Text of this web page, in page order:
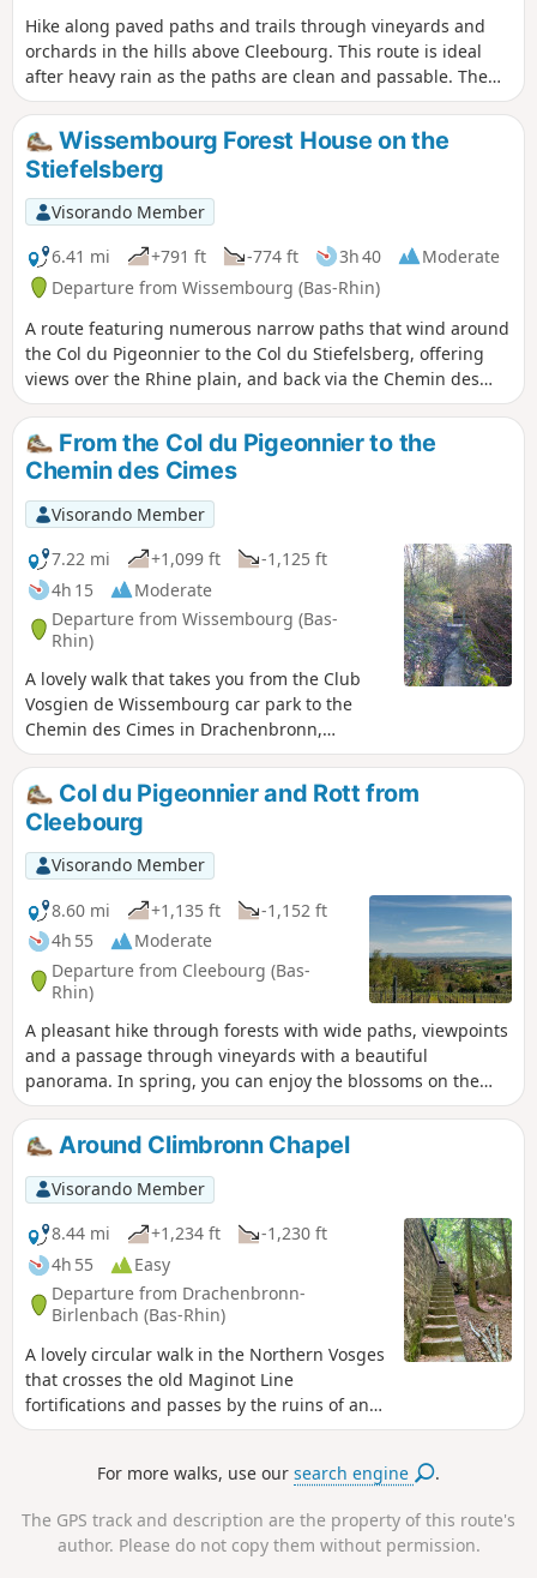
its name.
Hike along paved paths and trails through vineyards and
orchards in the hills above Cleebourg. This route is ideal
after heavy rain as the paths are clean and passable. The
walk starts near the school in Oberhoffen-les-Wissembourg.
Halfway along the route, after about two hours' walking, you
can stop for a bite to eat at the Cleebourg restaurant, visit
the cellars and taste the different grape varieties. You will
be overlooking the villages of Cleebourg, Rott and
Oberhoffen-les-Wissembourg with superb views.
Wissembourg Forest House on the
Stiefelsberg
Visorando Member
6.41 mi
+791 ft -774 ft 3h 40
Moderate
Departure from Wissembourg (Bas-Rhin)
A route featuring numerous narrow paths that wind around
the Col du Pigeonnier to the Col du Stiefelsberg, offering
views over the Rhine plain, and back via the Chemin des
Bornes, which passes through the Luchsenkopf and the
Eslsberg.From the Col du Pigeonnier to the
Chemin des Cimes
Visorando Member
7.22 mi
+1,099 ft
-1,125 ft
4h 15
Moderate
Departure from Wissembourg (Bas-
Rhin)
A lovely walk that takes you from the Club
Vosgien de Wissembourg car park to the
Chemin des Cimes in Drachenbronn,
passing close to the anti-tank ditches and
following the path marked by boundary
stones bearing the coats of arms of the
communes of Climbach and Cleebourg. The
only difficulty is crossing the ditch at point
(7).
Col du Pigeonnier and Rott from
Cleebourg
Visorando Member
8.60 mi
+1,135 ft
-1,152 ft
4h 55
Moderate
Departure from Cleebourg (Bas-
Rhin)
A pleasant hike through forests with wide paths, viewpoints
and a passage through vineyards with a beautiful
panorama. In spring, you can enjoy the blossoms on the
fruit trees!
Around Climbronn Chapel
Visorando Member
8.44 mi
+1,234 ft
-1,230 ft
4h 55
Easy
Departure from Drachenbronn-
Birlenbach (Bas-Rhin)
A lovely circular walk in the Northern Vosges
that crosses the old Maginot Line
fortifications and passes by the ruins of an
old chapel. ⚠️ 02/07/2026: Change to the
For more walks, use oursearch engine .
The GPS track and description are the property of this route's
author. Please do not copy them without permission.